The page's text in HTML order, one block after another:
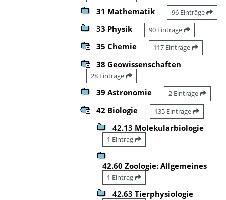
31 Mathematik 96 Einträge
33 Physik 90 Einträge
35 Chemie 117 Einträge
38 Geowissenschaften
28 Einträge
39 Astronomie 2 Einträge
42 Biologie 135 Einträge
42.13 Molekularbiologie
1 Eintrag
42.60 Zoologie: Allgemeines
1 Eintrag
42.63 Tierphysiologie